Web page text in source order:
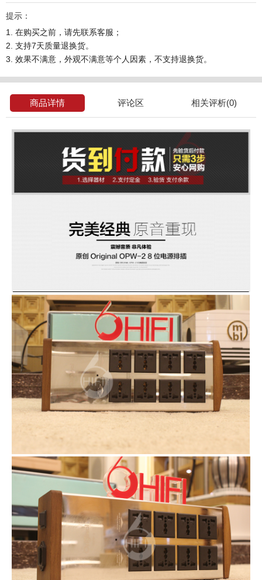
提示：
1. 在购买之前，请先联系客服；
2. 支持7天质量退换货。
3. 效果不满意，外观不满意等个人因素，不支持退换货。
商品详情 评论区 相关评析(0)